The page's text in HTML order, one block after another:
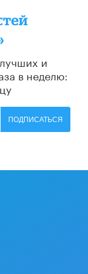
и
в неделю:
ПОДПИСАТЬСЯ